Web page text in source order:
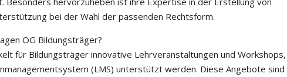
bei der Wahl der passenden Rechtsform.
OG Bildungsträger?
für Bildungsträger innovative Lehrveranstaltungen und Workshops,
(LMS) unterstützt werden. Diese Angebote sind